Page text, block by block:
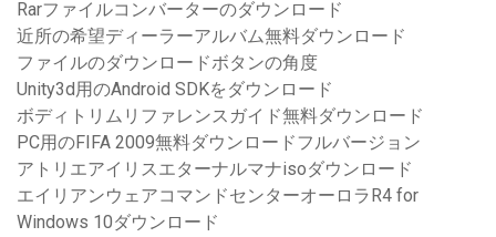
Rarファイルコンバーターのダウンロード
近所の希望ディーラーアルバム無料ダウンロード
ファイルのダウンロードボタンの角度
Unity3d用のAndroid SDKをダウンロード
ボディトリムリファレンスガイド無料ダウンロード
PC用のFIFA 2009無料ダウンロードフルバージョン
アトリエアイリスエターナルマナisoダウンロード
エイリアンウェアコマンドセンターオーロラR4 for
Windows 10ダウンロード